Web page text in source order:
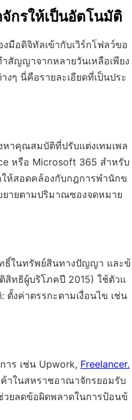
กรให้เป็นอัตโนมัติ
มือดิจิทัลเข้ากับเวิร์กโฟลว์ขอ
สัญญาจากหลายวันเหลือเพียง
ๆ นี่คือรายละเอียดที่เป็นประ
หาคุณสมบัติที่ปรับแต่งเทมเพล
หรือ Microsoft 365 สำหรับ
ห้สอดคล้องกับกฎการพำนักข
ยายตามปริมาณซองจดหมาย
ทธิ์ในทรัพย์สินทางปัญญา และข้
ทธิผู้บริโภคปี 2015) ใช้ตัวแ
งค่าตรรกะตามเงื่อนไข เช่น
าร เช่น Upwork, Freelancer.
าในสหราชอาณาจักรยอมรับ
วยลดข้อผิดพลาดในการป้อนข้